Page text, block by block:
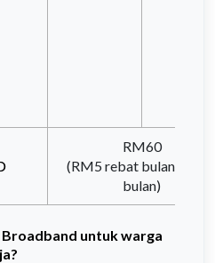
RM60
(RM5 rebat bulanan x
bulan)
untuk warga